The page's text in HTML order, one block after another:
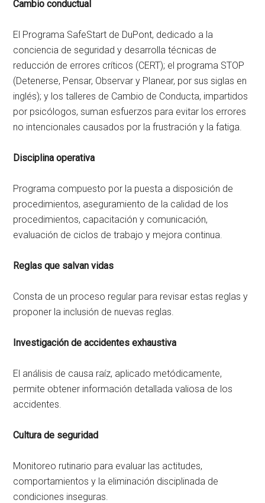
Cambio conductual
El Programa SafeStart de DuPont, dedicado a la
conciencia de seguridad y desarrolla técnicas de
reducción de errores críticos (CERT); el programa STOP
(Detenerse, Pensar, Observar y Planear, por sus siglas en
inglés); y los talleres de Cambio de Conducta, impartidos
por psicólogos, suman esfuerzos para evitar los errores
no intencionales causados por la frustración y la fatiga.
Disciplina operativa
Programa compuesto por la puesta a disposición de
procedimientos, aseguramiento de la calidad de los
procedimientos, capacitación y comunicación,
evaluación de ciclos de trabajo y mejora continua.
Reglas que salvan vidas
Consta de un proceso regular para revisar estas reglas y
proponer la inclusión de nuevas reglas.
Investigación de accidentes exhaustiva
El análisis de causa raíz, aplicado metódicamente,
permite obtener información detallada valiosa de los
accidentes.
Cultura de seguridad
Monitoreo rutinario para evaluar las actitudes,
comportamientos y la eliminación disciplinada de
condiciones inseguras.